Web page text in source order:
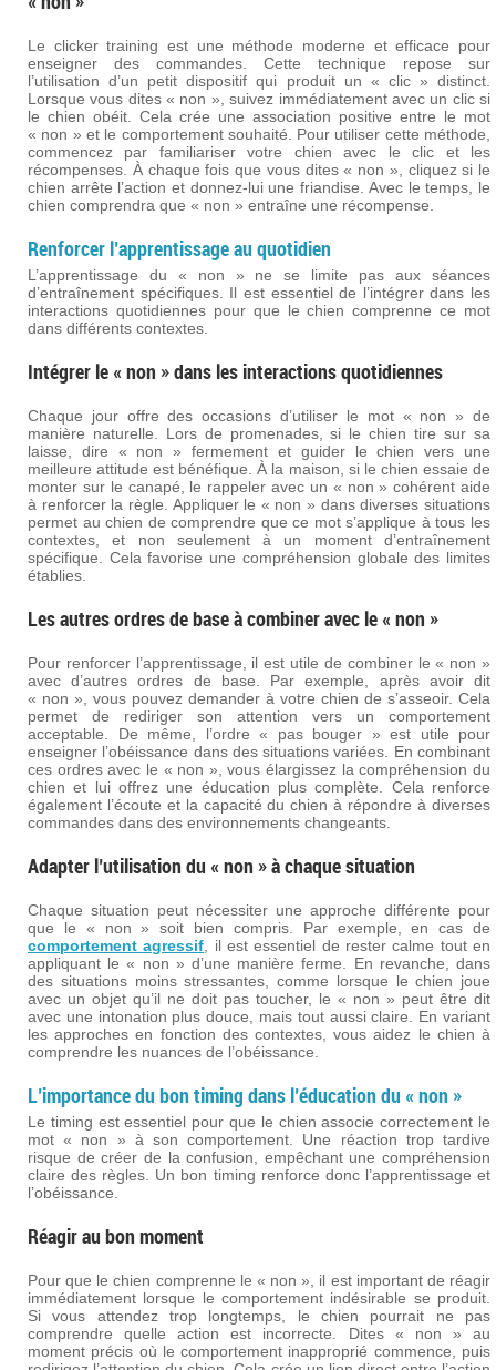
Le clicker training est une méthode moderne et efficace pour
enseigner des commandes. Cette technique repose sur
l’utilisation d’un petit dispositif qui produit un « clic » distinct.
Lorsque vous dites « non », suivez immédiatement avec un clic si
le chien obéit. Cela crée une association positive entre le mot
« non » et le comportement souhaité. Pour utiliser cette méthode,
commencez par familiariser votre chien avec le clic et les
récompenses. À chaque fois que vous dites « non », cliquez si le
chien arrête l’action et donnez-lui une friandise. Avec le temps, le
chien comprendra que « non » entraîne une récompense.
Renforcer l’apprentissage au quotidien
L’apprentissage du « non » ne se limite pas aux séances
d’entraînement spécifiques. Il est essentiel de l’intégrer dans les
interactions quotidiennes pour que le chien comprenne ce mot
dans différents contextes.
Intégrer le « non » dans les interactions quotidiennes
Chaque jour offre des occasions d’utiliser le mot « non » de
manière naturelle. Lors de promenades, si le chien tire sur sa
laisse, dire « non » fermement et guider le chien vers une
meilleure attitude est bénéfique. À la maison, si le chien essaie de
monter sur le canapé, le rappeler avec un « non » cohérent aide
à renforcer la règle. Appliquer le « non » dans diverses situations
permet au chien de comprendre que ce mot s’applique à tous les
contextes, et non seulement à un moment d’entraînement
spécifique. Cela favorise une compréhension globale des limites
établies.
Les autres ordres de base à combiner avec le « non »
Pour renforcer l’apprentissage, il est utile de combiner le « non »
avec d’autres ordres de base. Par exemple, après avoir dit
« non », vous pouvez demander à votre chien de s’asseoir. Cela
permet de rediriger son attention vers un comportement
acceptable. De même, l’ordre « pas bouger » est utile pour
enseigner l’obéissance dans des situations variées. En combinant
ces ordres avec le « non », vous élargissez la compréhension du
chien et lui offrez une éducation plus complète. Cela renforce
également l’écoute et la capacité du chien à répondre à diverses
commandes dans des environnements changeants.
Adapter l’utilisation du « non » à chaque situation
Chaque situation peut nécessiter une approche différente pour
que le « non » soit bien compris. Par exemple, en cas de
comportement agressif , il est essentiel de rester calme tout en
appliquant le « non » d’une manière ferme. En revanche, dans
des situations moins stressantes, comme lorsque le chien joue
avec un objet qu’il ne doit pas toucher, le « non » peut être dit
avec une intonation plus douce, mais tout aussi claire. En variant
les approches en fonction des contextes, vous aidez le chien à
comprendre les nuances de l’obéissance.
L’importance du bon timing dans l’éducation du « non »
Le timing est essentiel pour que le chien associe correctement le
mot « non » à son comportement. Une réaction trop tardive
risque de créer de la confusion, empêchant une compréhension
claire des règles. Un bon timing renforce donc l’apprentissage et
l’obéissance.
Réagir au bon moment
Pour que le chien comprenne le « non », il est important de réagir
immédiatement lorsque le comportement indésirable se produit.
Si vous attendez trop longtemps, le chien pourrait ne pas
comprendre quelle action est incorrecte. Dites « non » au
moment précis où le comportement inapproprié commence, puis